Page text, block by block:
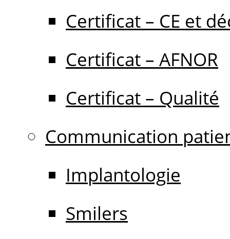
Certificat – CE et
Certificat – AFNOR
Certificat – Qualité
Communication
Implantologie
Smilers